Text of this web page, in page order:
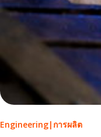
Engineering|การผลิต